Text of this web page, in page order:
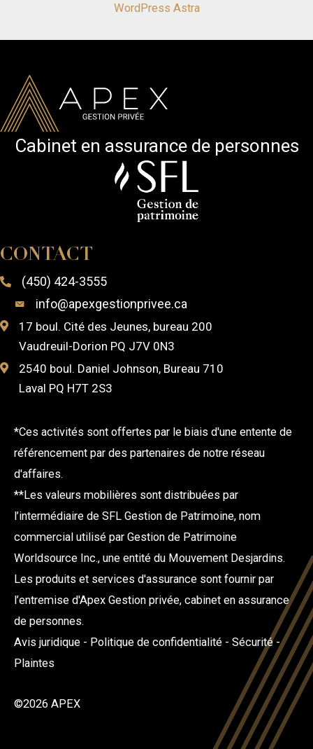
WordPress Astra
Cabinet en assurance de personnes
CONTACT
(450) 424-3555
info@apexgestionprivee.ca
17 boul. Cité des Jeunes, bureau 200
Vaudreuil-Dorion PQ J7V 0N3
2540 boul. Daniel Johnson, Bureau 710
Laval PQ H7T 2S3
*Ces activités sont offertes par le biais d'une entente de
référencement par des partenaires de notre réseau
d'affaires.
**Les valeurs mobilières sont distribuées par
l’intermédiaire de SFL Gestion de Patrimoine, nom
commercial utilisé par Gestion de Patrimoine
Worldsource Inc., une entité du Mouvement Desjardins.
Les produits et services d'assurance sont fournir par
l’entremise d'Apex Gestion privée, cabinet en assurance
de personnes.
Avis juridique - Politique de confidentialité - Sécurité-
Plaintes
©2026 APEX